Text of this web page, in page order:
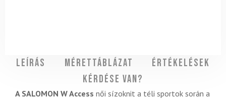
Leírás Mérettáblázat
Értékelések
Kérdése van?
A SALOMON W Access női sízoknit a téli sportok során a